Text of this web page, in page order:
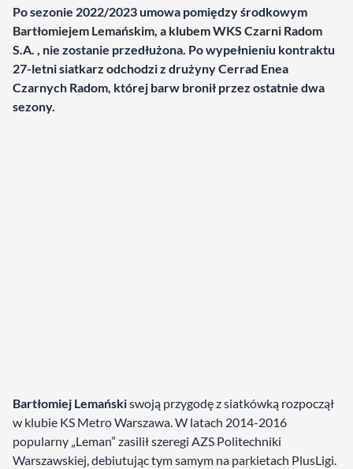
Po sezonie 2022/2023 umowa pomiędzy środkowym
Bartłomiejem Lemańskim, a klubem WKS Czarni Radom
S.A. , nie zostanie przedłużona. Po wypełnieniu kontraktu
27-letni siatkarz odchodzi z drużyny Cerrad Enea
Czarnych Radom, której barw bronił przez ostatnie dwa
sezony.
Bartłomiej Lemańskiswoją przygodę z siatkówką rozpoczął
w klubie KS Metro Warszawa. W latach 2014-2016
popularny „Leman” zasilił szeregi AZS Politechniki
Warszawskiej, debiutując tym samym na parkietach PlusLigi.